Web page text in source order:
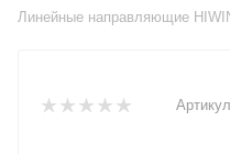
Линейные направляющие